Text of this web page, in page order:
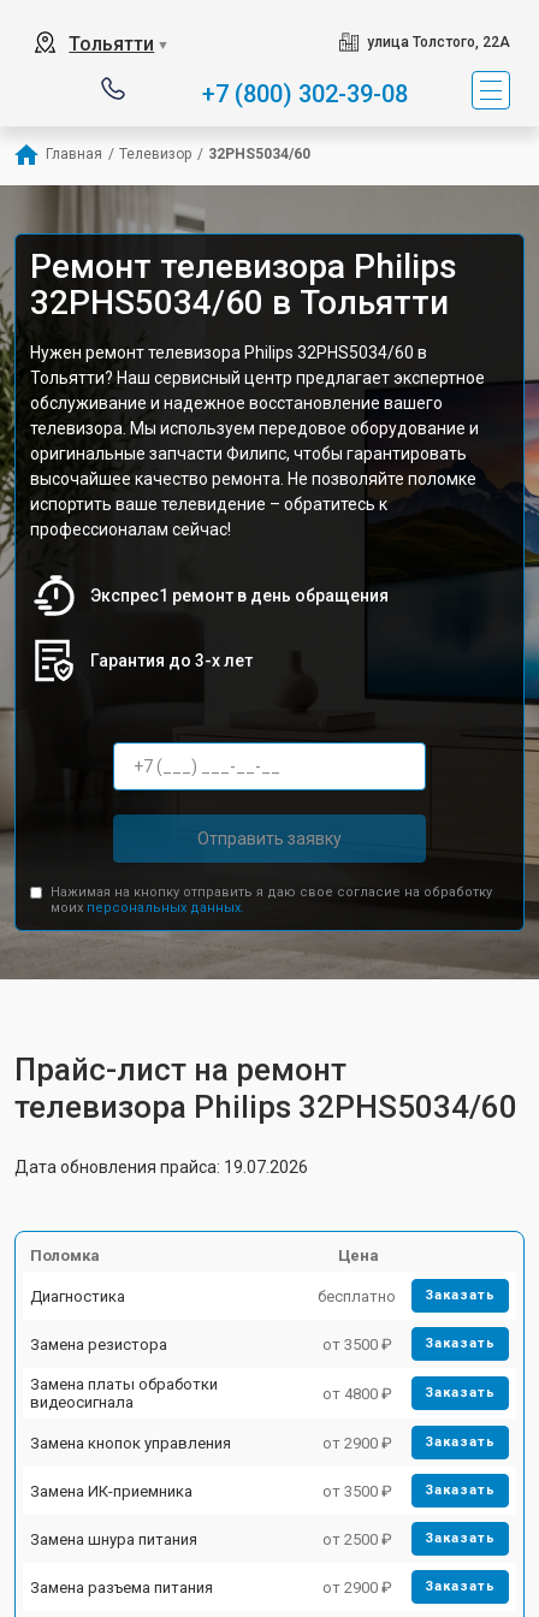
Тольятти ▼ улица Толстого, 22А
+7 (800) 302-39-08
Главная / Телевизор / 32PHS5034/60
Ремонт телевизора Philips
32PHS5034/60 в Тольятти
Нужен ремонт телевизора Philips 32PHS5034/60 в
Тольятти? Наш сервисный центр предлагает экспертное
обслуживание и надежное восстановление вашего
телевизора. Мы используем передовое оборудование и
оригинальные запчасти Филипс, чтобы гарантировать
высочайшее качество ремонта. Не позволяйте поломке
испортить ваше телевидение – обратитесь к
профессионалам сейчас!
Экспрес1 ремонт в день обращения
Гарантия до 3-х лет
Отправить заявку
Нажимая на кнопку отправить я даю свое согласие на обработку
моих персональных данных.
Прайс-лист на ремонт
телевизора Philips 32PHS5034/60
Дата обновления прайса: 19.07.2026
Поломка Цена
Диагностика бесплатно Заказать
Замена резистора от 3500 ₽ Заказать
Замена платы обработки
видеосигнала
от 4800 ₽ Заказать
Замена кнопок управления от 2900 ₽ Заказать
Замена ИК-приемника от 3500 ₽ Заказать
Замена шнура питания от 2500 ₽ Заказать
Замена разъема питания от 2900 ₽ Заказать